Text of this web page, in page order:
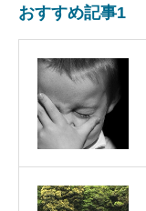
おすすめ記事1